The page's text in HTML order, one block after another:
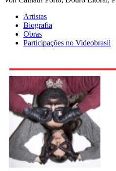
Artistas
Biografia
Obras
Participações no Videobrasil